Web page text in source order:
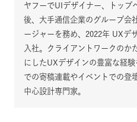
ヤフーでUIデザイナー、トップ
後、大手通信企業のグループ会
ージャーを務め、2022年 UXデ
入社。クライアントワークのか
にしたUXデザインの豊富な経
での寄稿連載やイベントでの登
中心設計専門家。